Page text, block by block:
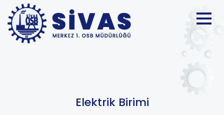
Elektrik Birimi